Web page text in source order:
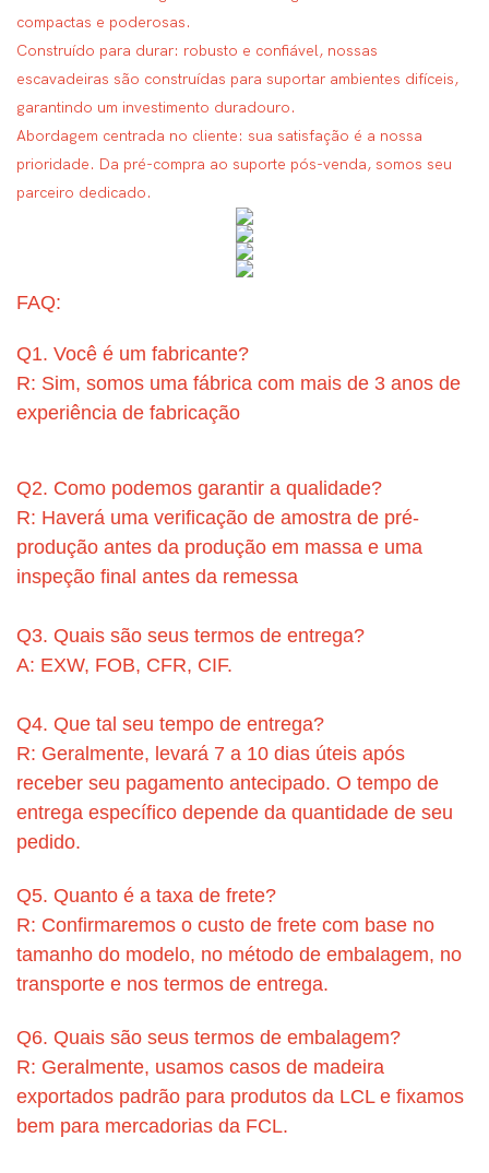
compactas e poderosas.
Construído para durar: robusto e confiável, nossas
escavadeiras são construídas para suportar ambientes difíceis,
garantindo um investimento duradouro.
Abordagem centrada no cliente: sua satisfação é a nossa
prioridade. Da pré-compra ao suporte pós-venda, somos seu
parceiro dedicado.
FAQ:
Q1. Você é um fabricante?
R: Sim, somos uma fábrica com mais de 3 anos de
experiência de fabricação
Q2. Como podemos garantir a qualidade?
R: Haverá uma verificação de amostra de pré-
produção antes da produção em massa e uma
inspeção final antes da remessa
Q3. Quais são seus termos de entrega?
A: EXW, FOB, CFR, CIF.
Q4. Que tal seu tempo de entrega?
R: Geralmente, levará 7 a 10 dias úteis após
receber seu pagamento antecipado. O tempo de
entrega específico depende da quantidade de seu
pedido.
Q5. Quanto é a taxa de frete?
R: Confirmaremos o custo de frete com base no
tamanho do modelo, no método de embalagem, no
transporte e nos termos de entrega.
Q6. Quais são seus termos de embalagem?
R: Geralmente, usamos casos de madeira
exportados padrão para produtos da LCL e fixamos
bem para mercadorias da FCL.